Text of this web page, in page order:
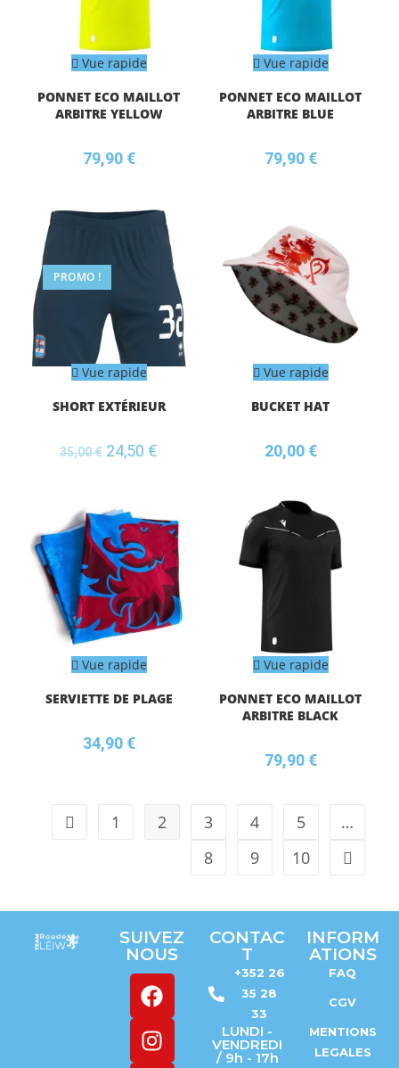
Vue rapide
PONNET ECO MAILLOT
ARBITRE YELLOW
79,90 €
Vue rapide
PONNET ECO MAILLOT
ARBITRE BLUE
79,90 €
PROMO !
Vue rapide
SHORT EXTÉRIEUR
35,00€ 24,50 €
Vue rapide
BUCKET HAT
20,00 €
Vue rapide
SERVIETTE DE PLAGE
34,90 €
Vue rapide
PONNET ECO MAILLOT
ARBITRE BLACK
79,90 €
1 2 3 4 5
…
8
9 10
SUIVEZ
NOUS
CONTAC
T
+352 26
35 28
33
LUNDI -
VENDREDI
/ 9h - 17h
INFORM
ATIONS
FAQ
CGV
MENTIONS
LEGALES